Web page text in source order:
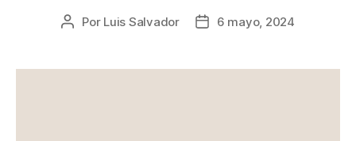
Por Luis Salvador 6 mayo, 2024